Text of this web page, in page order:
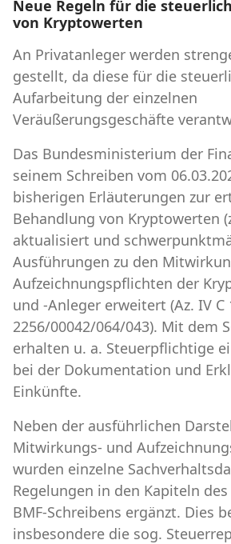
Neue Regeln für die
von Kryptowerten
An Privatanleger werden
gestellt, da diese für die
Aufarbeitung der einzelnen
Veräußerungsgeschäfte
Das Bundesministerium der
seinem Schreiben vom
bisherigen Erläuterungen zur
Behandlung von Kryptowerten
aktualisiert und
Ausführungen zu den
Aufzeichnungspflichten der
und -Anleger erweitert (Az. IV C
2256/00042/064/043). Mit dem
erhalten u. a. Steuerpflichtige
bei der Dokumentation und
Einkünfte.
Neben der ausführlichen
Mitwirkungs- und
wurden einzelne
Regelungen in den Kapiteln
BMF-Schreibens ergänzt. Dies
insbesondere die sog.